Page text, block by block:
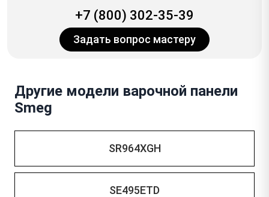
+7 (800) 302-35-39
Задать вопрос мастеру
Другие модели варочной панели
Smeg
SR964XGH
SE495ETD